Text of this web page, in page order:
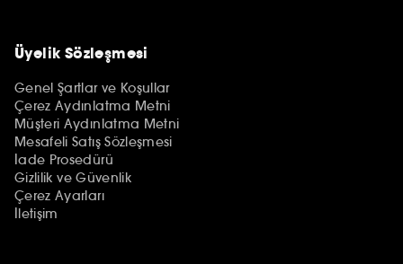
Üyelik Sözleşmesi
Genel Şartlar ve Koşullar
Çerez Aydınlatma Metni
Müşteri Aydınlatma Metni
Mesafeli Satış Sözleşmesi
İade Prosedürü
Gizlilik ve Güvenlik
Çerez Ayarları
İletişim